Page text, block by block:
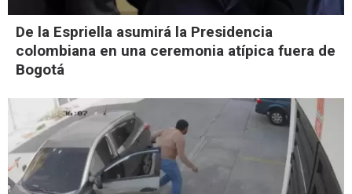
De la Espriella asumirá la Presidencia
colombiana en una ceremonia atípica fuera de
Bogotá